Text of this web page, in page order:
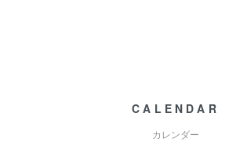
CALENDAR
カレンダー